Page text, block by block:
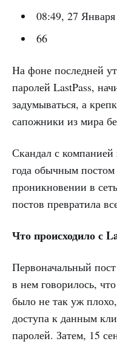
08:49, 27 Января
66
На фоне последней
паролей LastPass,
задумываться, а
сапожники из мира
Скандал с компанией
года обычным
проникновении в
постов превратила
Что происходило с
Первоначальный
в нем говорилось,
было не так уж
доступа к данным
паролей. Затем, 15